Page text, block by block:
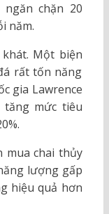
chặn 20
năm.
Một biện
rất tốn năng
gia Lawrence
mức tiêu
mua chai thủy
lượng gấp
hiệu quả hơn